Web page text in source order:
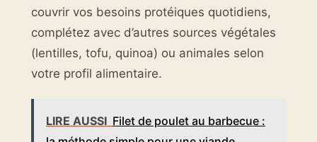
couvrir vos besoins protéiques quotidiens,
complétez avec d’autres sources végétales
(lentilles, tofu, quinoa) ou animales selon
votre profil alimentaire.
LIRE AUSSI Filet de poulet au barbecue :